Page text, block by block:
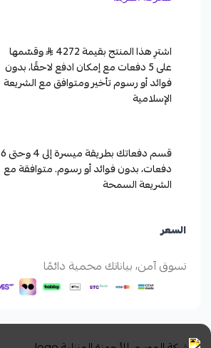
اشترِ هذا المنتج بقيمة 4272
وقسّمها
على 5 دفعات مع إمكان ادفع لاحقًا، بدون
فوائد أو رسوم تأخير ومتوافق مع الشريعة
الإسلامية
قسم دفعاتك بطريقة ميسرة إلى 4 وحتى 6
دفعات، بدون فوائد أو رسوم. متوافقة مع
الشريعة السمحة
السعر
تسوق آمن، بياناتك محمية دائمًا